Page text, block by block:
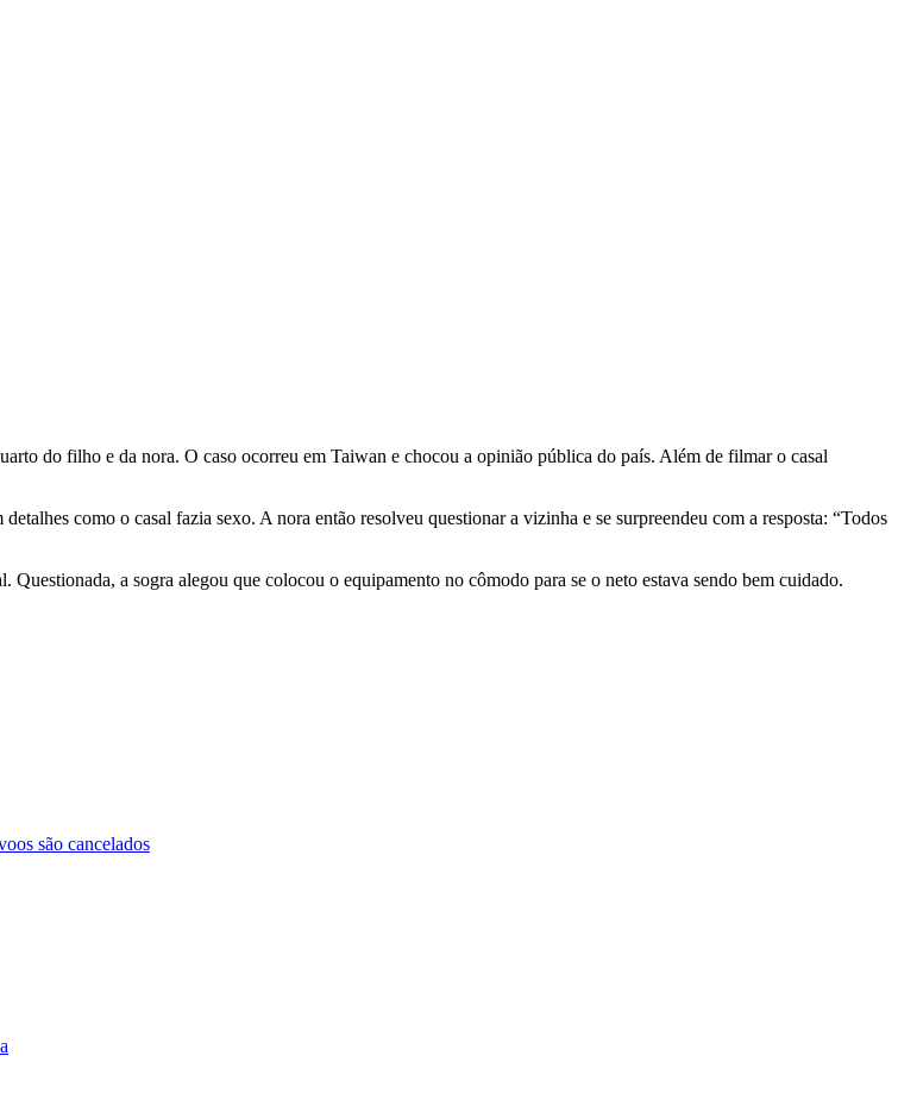
do filho e da nora. O caso ocorreu em Taiwan e chocou a opinião pública do país. Além de filmar o casal
como o casal fazia sexo. A nora então resolveu questionar a vizinha e se surpreendeu com a resposta: “Todos
a sogra alegou que colocou o equipamento no cômodo para se o neto estava sendo bem cuidado.
são cancelados